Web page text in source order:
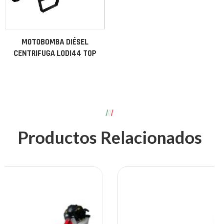
MOTOBOMBA DIÉSEL
CENTRIFUGA LODI44 TOP
Productos Relacionados